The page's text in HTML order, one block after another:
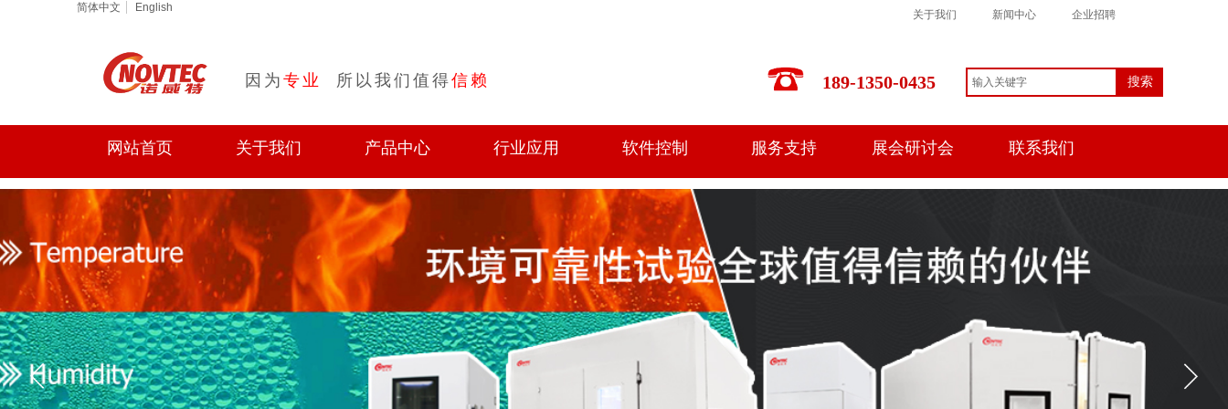
关于我们 新闻中心 企业招聘
简体中文 English
189-1350-0435 搜索
因​ 为 专业 所以我们值得信赖
网站首页 关于我们 产品中心 行业应用 软件控制 服务支持 展会研讨会 联系我们